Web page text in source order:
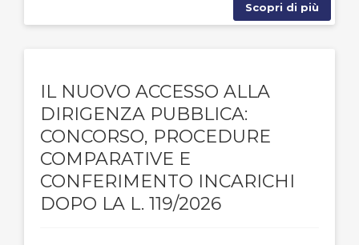
Scopri di più
IL NUOVO ACCESSO ALLA
DIRIGENZA PUBBLICA:
CONCORSO, PROCEDURE
COMPARATIVE E
CONFERIMENTO INCARICHI
DOPO LA L. 119/2026